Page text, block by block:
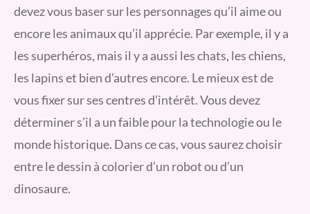
devez vous baser sur les personnages qu’il aime ou
encore les animaux qu’il apprécie. Par exemple, il y a
les superhéros, mais il y a aussi les chats, les chiens,
les lapins et bien d’autres encore. Le mieux est de
vous fixer sur ses centres d’intérêt. Vous devez
déterminer s’il a un faible pour la technologie ou le
monde historique. Dans ce cas, vous saurez choisir
entre le dessin à colorier d’un robot ou d’un
dinosaure.